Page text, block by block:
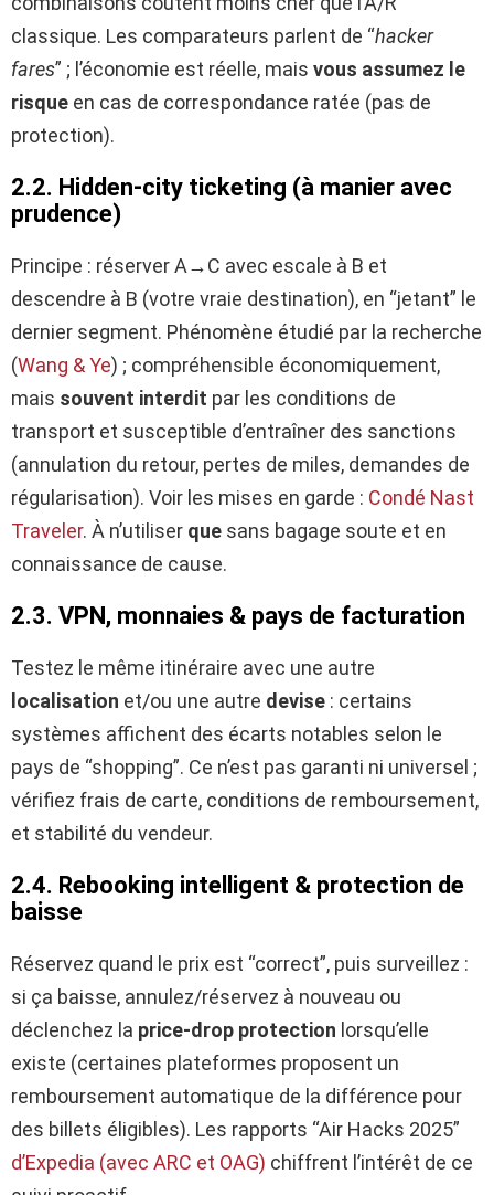
classique. Les comparateurs parlent de “hacker
fares” ; l’économie est réelle, mais vous assumez le
risque en cas de correspondance ratée (pas de
protection).
2.2. Hidden-city ticketing (à manier avec
prudence)
Principe : réserver A→C avec escale à B et
descendre à B (votre vraie destination), en “jetant” le
dernier segment. Phénomène étudié par la recherche
(Wang & Ye) ; compréhensible économiquement,
mais souvent interdit par les conditions de
transport et susceptible d’entraîner des sanctions
(annulation du retour, pertes de miles, demandes de
régularisation). Voir les mises en garde : Condé Nast
Traveler. À n’utiliser que sans bagage soute et en
connaissance de cause.
2.3. VPN, monnaies & pays de facturation
Testez le même itinéraire avec une autre
localisation et/ou une autre devise : certains
systèmes affichent des écarts notables selon le
pays de “shopping”. Ce n’est pas garanti ni universel ;
vérifiez frais de carte, conditions de remboursement,
et stabilité du vendeur.
2.4. Rebooking intelligent & protection de
baisse
Réservez quand le prix est “correct”, puis surveillez :
si ça baisse, annulez/réservez à nouveau ou
déclenchez la price-drop protection lorsqu’elle
existe (certaines plateformes proposent un
remboursement automatique de la différence pour
des billets éligibles). Les rapports “Air Hacks 2025”
d’Expedia (avec ARC et OAG) chiffrent l’intérêt de ce